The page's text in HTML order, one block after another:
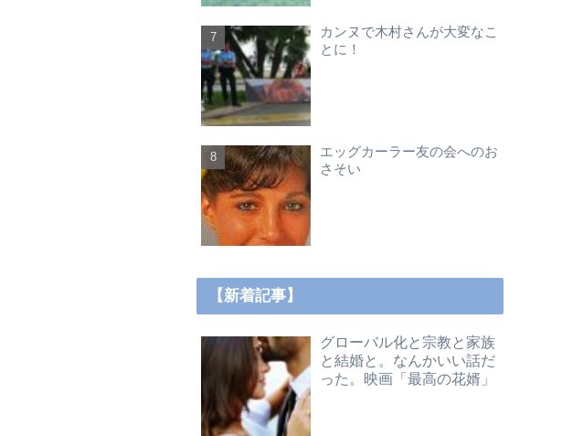
カンヌで木村さんが大変なこ
とに！
エッグカーラー友の会へのお
さそい
【新着記事】
グローバル化と宗教と家族
と結婚と。なんかいい話だ
った。映画「最高の花婿」